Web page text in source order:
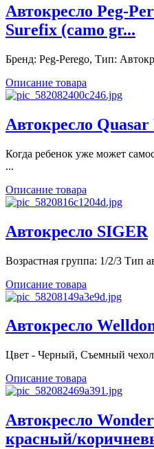
Автокресло Peg-
Surefix (camo gr...
Бренд: Peg-Perego, Тип:
Описание товара
Автокресло
Когда ребенок уже может
...
Описание товара
Автокресло SIGER
Возрастная группа: 1/2/3 Тип
Описание товара
Автокресло
Цвет - Черный, Съемный
Описание товара
Автокресло
красный/